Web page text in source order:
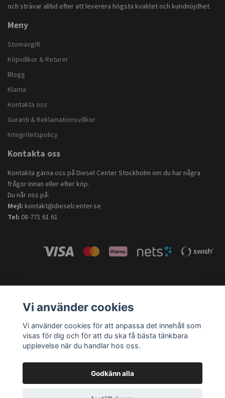
och strävar alltid efter att leverera högsta kvalitet och kundnöjdhet.
Meny
Stomavgift
Köpvillkor & Returer
Blogg
Klarna
Kontakta oss
Garanti & Reklamationsvillkor
Integritetspolicy
Kontakta oss
Kontakta gärna oss på Diesel Center Stockholm om du har några
frågor innan eller efter köp.
Du når oss på:
Mejl: kontakt@dieselcenter.se
Tel: 08-771 61 61
Bosch Car Service – Diesel Center Stockholm
Vi använder cookies
Vi använder cookies för att anpassa det innehåll som
visas för dig och för att du ska få bästa tänkbara
upplevelse när du handlar hos oss.
Godkänn alla